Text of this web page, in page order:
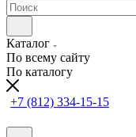
Каталог
По всему сайту
По каталогу
+7 (812) 334-15-15